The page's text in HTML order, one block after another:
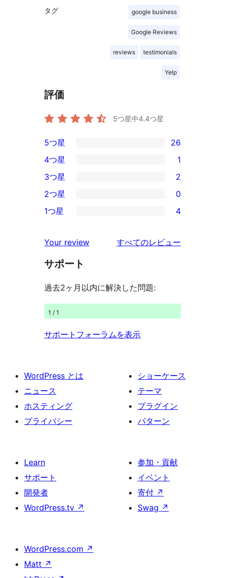
タグ google business
Google Reviews
reviews testimonials
Yelp
評価
5つ星中4.4つ星
26
5-
星
レ
ビ
ー
5つ星 26
4-
星
レ
ュ
ー
4つ星 1
2
3-
星
ビ
ュ
3つ星 2
2-
レ
ビ
ー
2つ星 0
星
レ
ュ
ー
1つ星 4
Your review すべてのレビュー
サポート
過去2ヶ月以内に解決した問題:
1 / 1
サポートフォーラムを表示
WordPress とは
ニュース
ホスティング
プライバシー
ショーケース
テーマ
プラグイン
パターン
Learn
サポート
開発者
WordPress.tv ↗
参加・貢献
イベント
寄付 ↗
Swag ↗
WordPress.com ↗
Matt ↗